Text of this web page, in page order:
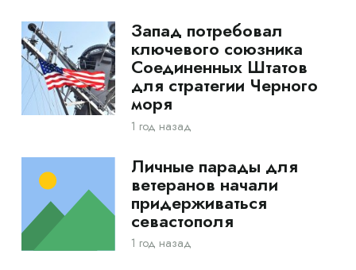
Запад потребовал
ключевого союзника
Соединенных Штатов
для стратегии Черного
моря
1 год назад
Личные парады для
ветеранов начали
придерживаться
севастополя
1 год назад